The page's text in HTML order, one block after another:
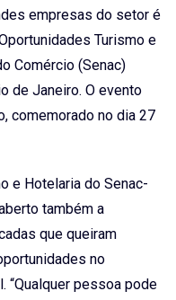
empresas do setor é
Turismo e
Comércio (Senac)
de Janeiro. O evento
comemorado no dia 27
e Hotelaria do Senac-
também a
que queiram
no
“Qualquer pessoa pode